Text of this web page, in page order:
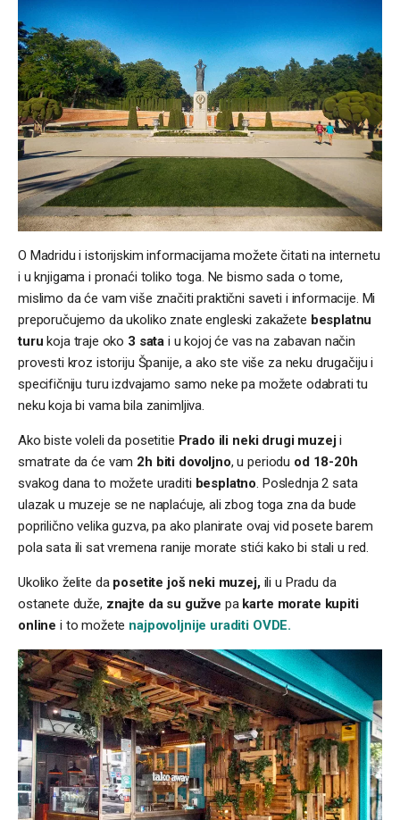
O Madridu i istorijskim informacijama možete čitati na internetu
i u knjigama i pronaći toliko toga. Ne bismo sada o tome,
mislimo da će vam više značiti praktični saveti i informacije. Mi
preporučujemo da ukoliko znate engleski zakažete besplatnu
turu koja traje oko 3 sata i u kojoj će vas na zabavan način
provesti kroz istoriju Španije, a ako ste više za neku drugačiju i
specifičniju turu izdvajamo samo neke pa možete odabrati tu
neku koja bi vama bila zanimljiva.
Ako biste voleli da posetitie Prado ili neki drugi muzeji
smatrate da će vam 2h biti dovoljno, u periodu od 18-20h
svakog dana to možete uraditi besplatno. Poslednja 2 sata
ulazak u muzeje se ne naplaćuje, ali zbog toga zna da bude
poprilično velika guzva, pa ako planirate ovaj vid posete barem
pola sata ili sat vremena ranije morate stići kako bi stali u red.
Ukoliko želite da posetite još neki muzej,ili u Pradu da
ostanete duže, znajte da su gužve pa karte morate kupiti
online i to možete najpovoljnije uraditi OVDE.